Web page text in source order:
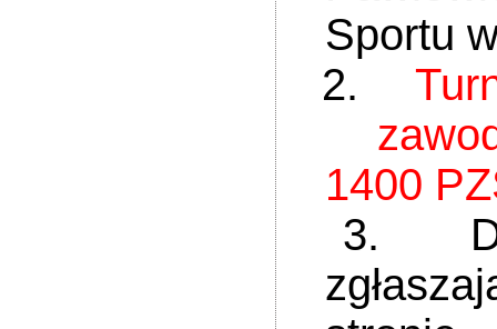
Sportu
2.
1400
3. Do